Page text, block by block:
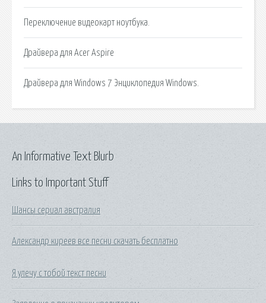
Переключение видеокарт ноутбука.
Драйвера для Acer Aspire
Драйвера для Windows 7 Энциклопедия Windows.
Links to Important Stuff
Шансы сериал австралия
Александр киреев все песни скачать бесплатно
Я улечу с тобой текст песни
An Informative Text Blurb